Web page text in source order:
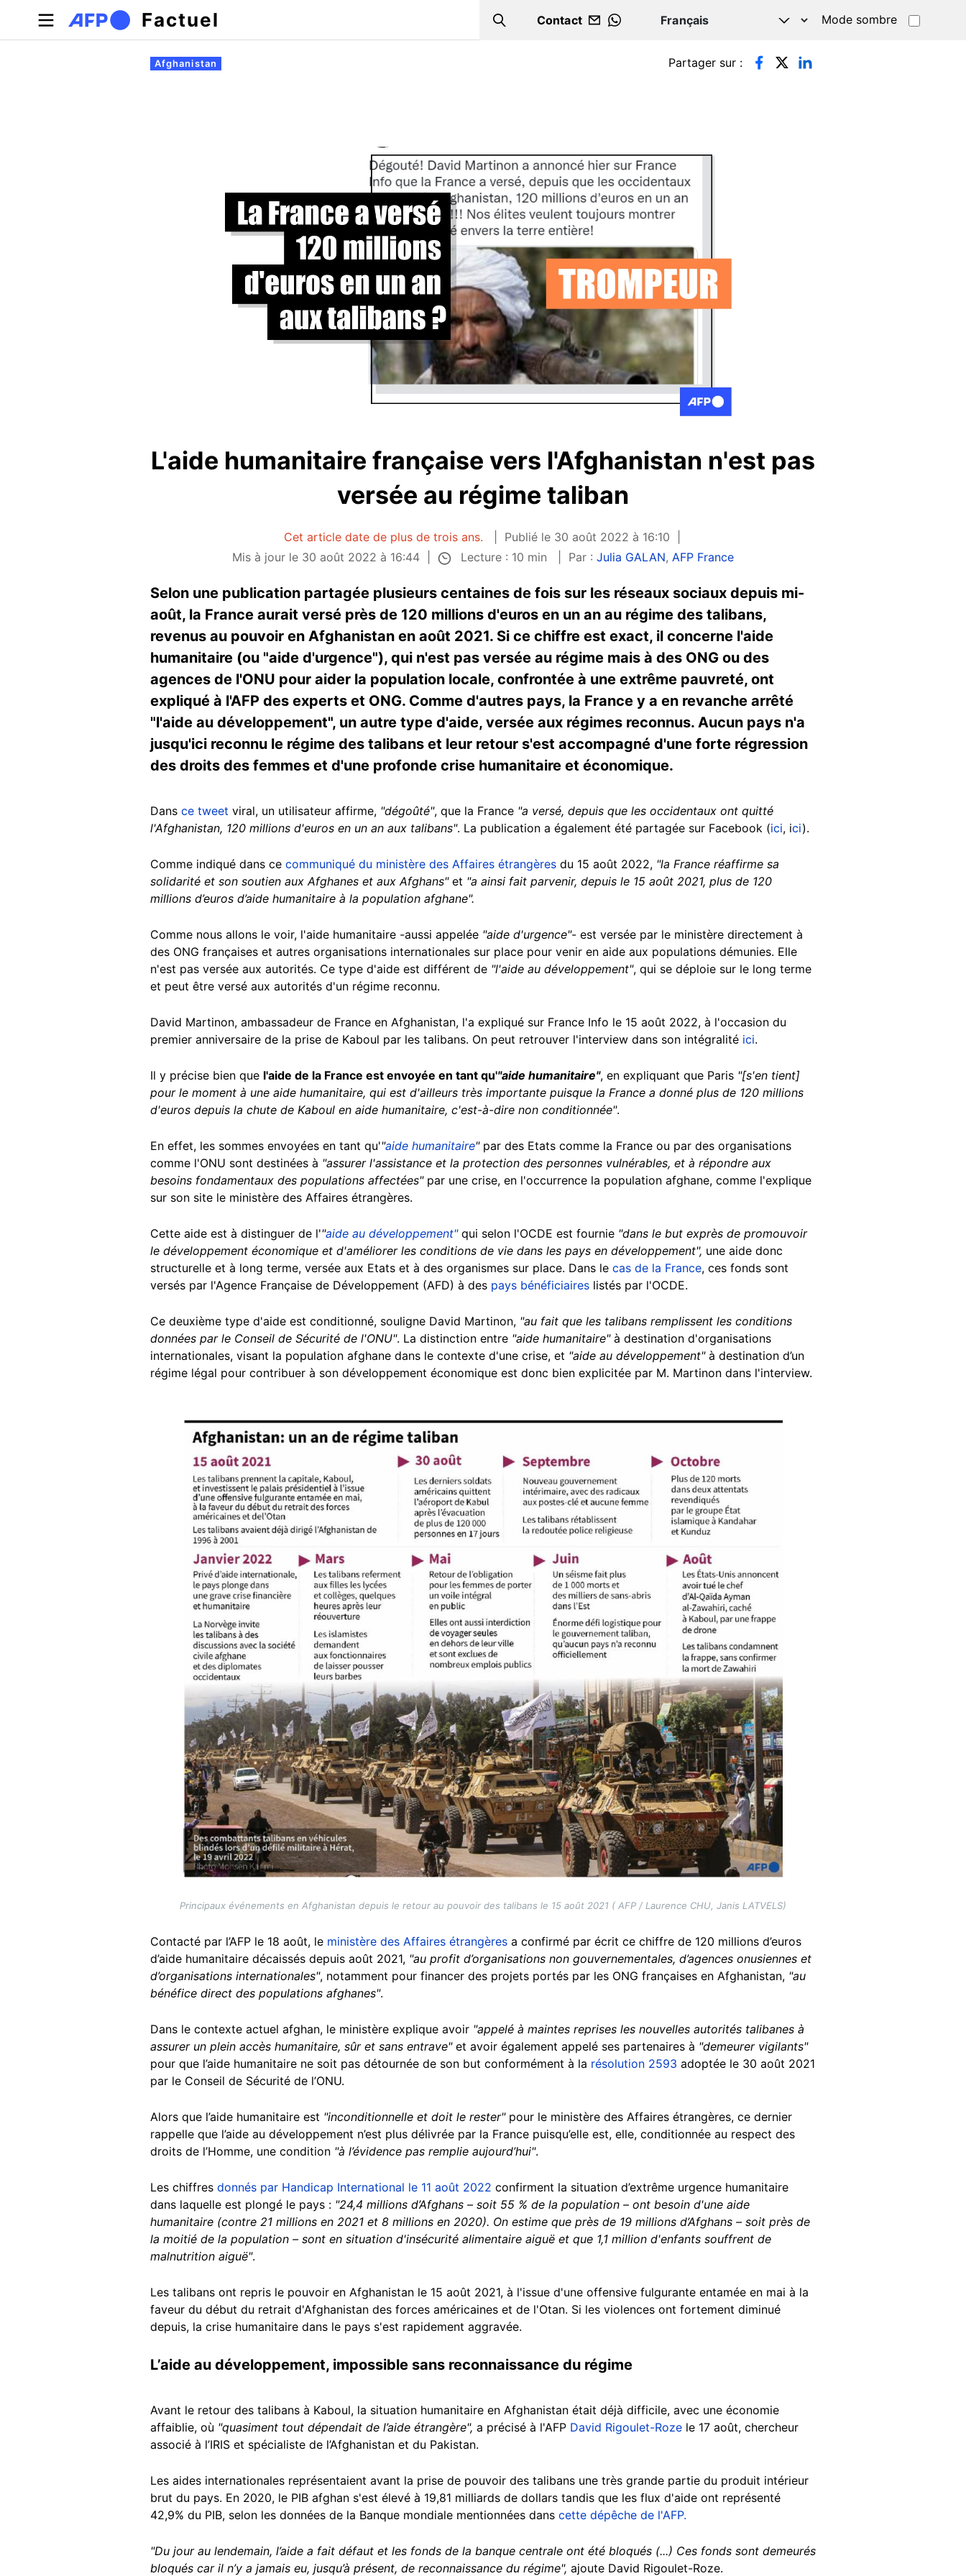
Aller au contenu principal
Factuel Search
Contact
WHATSAPP
Mode sombre
Onglets principaux
Afghanistan Partager sur :
L'aide humanitaire française vers l'Afghanistan n'est pas
versée au régime taliban
Cet article date de plus de trois ans.
Publié le 30 août 2022 à 16:10
Mis à jour le 30 août 2022 à 16:44
Lecture : 10 min Par : Julia GALAN, AFP France
Selon une publication partagée plusieurs centaines de fois sur les réseaux sociaux depuis mi-
août, la France aurait versé près de 120 millions d'euros en un an au régime des talibans,
revenus au pouvoir en Afghanistan en août 2021. Si ce chiffre est exact, il concerne l'aide
humanitaire (ou "aide d'urgence"), qui n'est pas versée au régime mais à des ONG ou des
agences de l'ONU pour aider la population locale, confrontée à une extrême pauvreté, ont
expliqué à l'AFP des experts et ONG. Comme d'autres pays, la France y a en revanche arrêté
"l'aide au développement", un autre type d'aide, versée aux régimes reconnus. Aucun pays n'a
jusqu'ici reconnu le régime des talibans et leur retour s'est accompagné d'une forte régression
des droits des femmes et d'une profonde crise humanitaire et économique.
Dans ce tweet viral, un utilisateur affirme, "dégoûté", que la France "a versé, depuis que les occidentaux ont quitté
l'Afghanistan, 120 millions d'euros en un an aux talibans". La publication a également été partagée sur Facebook (ici, ici).
Comme indiqué dans ce communiqué du ministère des Affaires étrangères du 15 août 2022, "la France réaffirme sa
solidarité et son soutien aux Afghanes et aux Afghans"et "a ainsi fait parvenir, depuis le 15 août 2021, plus de 120
millions d’euros d’aide humanitaire à la population afghane".
Comme nous allons le voir, l'aide humanitaire -aussi appelée "aide d'urgence"- est versée par le ministère directement à
des ONG françaises et autres organisations internationales sur place pour venir en aide aux populations démunies. Elle
n'est pas versée aux autorités. Ce type d'aide est différent de "l'aide au développement", qui se déploie sur le long terme
et peut être versé aux autorités d'un régime reconnu.
David Martinon, ambassadeur de France en Afghanistan, l'a expliqué sur France Info le 15 août 2022, à l'occasion du
premier anniversaire de la prise de Kaboul par les talibans. On peut retrouver l'interview dans son intégralité ici.
Il y précise bien que l'aide de la France est envoyée en tant qu'"aide humanitaire", en expliquant que Paris "[s'en tient]
pour le moment à une aide humanitaire, qui est d'ailleurs très importante puisque la France a donné plus de 120 millions
d'euros depuis la chute de Kaboul en aide humanitaire, c'est-à-dire non conditionnée".
En effet, les sommes envoyées en tant qu'"aide humanitaire"par des Etats comme la France ou par des organisations
comme l'ONU sont destinées à "assurer l'assistance et la protection des personnes vulnérables, et à répondre aux
besoins fondamentaux des populations affectées" par une crise, en l'occurrence la population afghane, comme l'explique
sur son site le ministère des Affaires étrangères.
Cette aide est à distinguer de l'"aide au développement" qui selon l'OCDE est fournie "dans le but exprès de promouvoir
le développement économique et d'améliorer les conditions de vie dans les pays en développement", une aide donc
structurelle et à long terme, versée aux Etats et à des organismes sur place. Dans le cas de la France, ces fonds sont
versés par l'Agence Française de Développement (AFD) à des pays bénéficiaires listés par l'OCDE.
Ce deuxième type d'aide est conditionné, souligne David Martinon, "au fait que les talibans remplissent les conditions
données par le Conseil de Sécurité de l'ONU". La distinction entre "aide humanitaire"à destination d'organisations
internationales, visant la population afghane dans le contexte d'une crise, et "aide au développement"à destination d’un
régime légal pour contribuer à son développement économique est donc bien explicitée par M. Martinon dans l'interview.
Principaux événements en Afghanistan depuis le retour au pouvoir des talibans le 15 août 2021 ( AFP / Laurence CHU, Janis LATVELS)
Contacté par l’AFP le 18 août, le ministère des Affaires étrangères a confirmé par écrit ce chiffre de 120 millions d’euros
d’aide humanitaire décaissés depuis août 2021, "au profit d’organisations non gouvernementales, d’agences onusiennes et
d’organisations internationales", notamment pour financer des projets portés par les ONG françaises en Afghanistan, "au
bénéfice direct des populations afghanes".
Dans le contexte actuel afghan, le ministère explique avoir "appelé à maintes reprises les nouvelles autorités talibanes à
assurer un plein accès humanitaire, sûr et sans entrave"et avoir également appelé ses partenaires à "demeurer vigilants"
pour que l’aide humanitaire ne soit pas détournée de son but conformément à la résolution 2593 adoptée le 30 août 2021
par le Conseil de Sécurité de l’ONU.
Alors que l’aide humanitaire est "inconditionnelle et doit le rester"pour le ministère des Affaires étrangères, ce dernier
rappelle que l’aide au développement n’est plus délivrée par la France puisqu’elle est, elle, conditionnée au respect des
droits de l’Homme, une condition "à l’évidence pas remplie aujourd’hui".
Les chiffres donnés par Handicap International le 11 août 2022 confirment la situation d’extrême urgence humanitaire
dans laquelle est plongé le pays : "24,4 millions d’Afghans – soit 55 % de la population – ont besoin d'une aide
humanitaire (contre 21 millions en 2021 et 8 millions en 2020). On estime que près de 19 millions d’Afghans – soit près de
la moitié de la population – sont en situation d'insécurité alimentaire aiguë et que 1,1 million d'enfants souffrent de
malnutrition aiguë".
Les talibans ont repris le pouvoir en Afghanistan le 15 août 2021, à l'issue d'une offensive fulgurante entamée en mai à la
faveur du début du retrait d'Afghanistan des forces américaines et de l'Otan. Si les violences ont fortement diminué
depuis, la crise humanitaire dans le pays s'est rapidement aggravée.
L’aide au développement, impossible sans reconnaissance du régime
Avant le retour des talibans à Kaboul, la situation humanitaire en Afghanistan était déjà difficile, avec une économie
affaiblie, où "quasiment tout dépendait de l’aide étrangère", a précisé à l'AFP David Rigoulet-Roze le 17 août, chercheur
associé à l’IRIS et spécialiste de l’Afghanistan et du Pakistan.
Les aides internationales représentaient avant la prise de pouvoir des talibans une très grande partie du produit intérieur
brut du pays. En 2020, le PIB afghan s'est élevé à 19,81 milliards de dollars tandis que les flux d'aide ont représenté
42,9% du PIB, selon les données de la Banque mondiale mentionnées dans cette dépêche de l'AFP.
"Du jour au lendemain, l’aide a fait défaut et les fonds de la banque centrale ont été bloqués (...) Ces fonds sont demeurés
bloqués car il n’y a jamais eu, jusqu’à présent, de reconnaissance du régime", ajoute David Rigoulet-Roze.